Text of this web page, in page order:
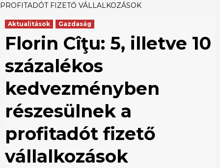
PROFITADÓT FIZETŐ VÁLLALKOZÁSOK
Aktualitások Gazdaság
Florin Cîţu: 5, illetve 10
százalékos
kedvezményben
részesülnek a
profitadót fizető
vállalkozások